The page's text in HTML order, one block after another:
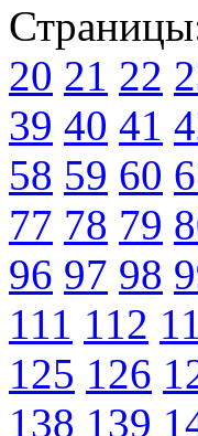
20 21 22
39 40 41
58 59 60
77 78 79
96 97 98
111 112
125 126
138 139